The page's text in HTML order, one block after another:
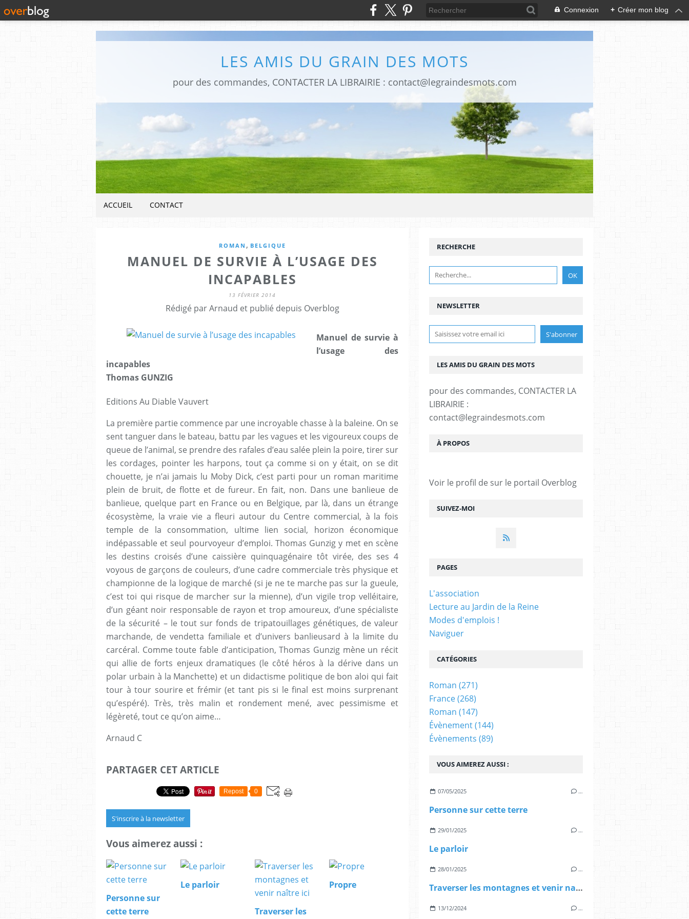
Connexion + Créer mon blog
LES AMIS DU GRAIN DES MOTS
pour des commandes, CONTACTER LA LIBRAIRIE : contact@legraindesmots.com
ACCUEIL CONTACT
ROMAN , BELGIQUE
MANUEL DE SURVIE À L’USAGE DES
INCAPABLES
13 FÉVRIER 2014
Rédigé par Arnaud et publié depuis Overblog
Manuel de survie à
l’usage des
incapables
Thomas GUNZIG
Editions Au Diable Vauvert
La première partie commence par une incroyable chasse à la baleine. On se
sent tanguer dans le bateau, battu par les vagues et les vigoureux coups de
queue de l’animal, se prendre des rafales d’eau salée plein la poire, tirer sur
les cordages, pointer les harpons, tout ça comme si on y était, on se dit
chouette, je n’ai jamais lu Moby Dick, c’est parti pour un roman maritime
plein de bruit, de flotte et de fureur. En fait, non. Dans une banlieue de
banlieue, quelque part en France ou en Belgique, par là, dans un étrange
écosystème, la vraie vie a fleuri autour du Centre commercial, à la fois
temple de la consommation, ultime lien social, horizon économique
indépassable et seul pourvoyeur d’emploi. Thomas Gunzig y met en scène
les destins croisés d’une caissière quinquagénaire tôt virée, des ses 4
voyous de garçons de couleurs, d’une cadre commerciale très physique et
championne de la logique de marché (si je ne te marche pas sur la gueule,
c’est toi qui risque de marcher sur la mienne), d’un vigile trop velléitaire,
d’un géant noir responsable de rayon et trop amoureux, d’une spécialiste
de la sécurité – le tout sur fonds de tripatouillages génétiques, de valeur
marchande, de vendetta familiale et d’univers banlieusard à la limite du
carcéral. Comme toute fable d’anticipation, Thomas Gunzig mène un récit
qui allie de forts enjeux dramatiques (le côté héros à la dérive dans un
polar urbain à la Manchette) et un didactisme politique de bon aloi qui fait
tour à tour sourire et frémir (et tant pis si le final est moins surprenant
qu’espéré). Très, très malin et rondement mené, avec pessimisme et
légèreté, tout ce qu’on aime…
Arnaud C
PARTAGER CET ARTICLE
Repost 0
S'inscrire à la newsletter
Vous aimerez aussi :
Personne sur
cette terre
Le parloir
Traverser les
Propre
NEWSLETTER
SUIVEZ-MOI
RECHERCHE
LES AMIS DU GRAIN DES MOTS
pour des commandes, CONTACTER LA
LIBRAIRIE :
contact@legraindesmots.com
À PROPOS
Voir le profil de sur le portail Overblog
VOUS AIMEREZ AUSSI :
07/05/2025 …
Personne sur cette terre
29/01/2025 …
Le parloir
28/01/2025 …
Traverser les montagnes et venir naître ici
13/12/2024 …
PAGES
L'association
Lecture au Jardin de la Reine
Modes d'emplois !
Naviguer
CATÉGORIES
Roman (271)
France(268)
Roman (147)
Évènement(144)
Évènements (89)